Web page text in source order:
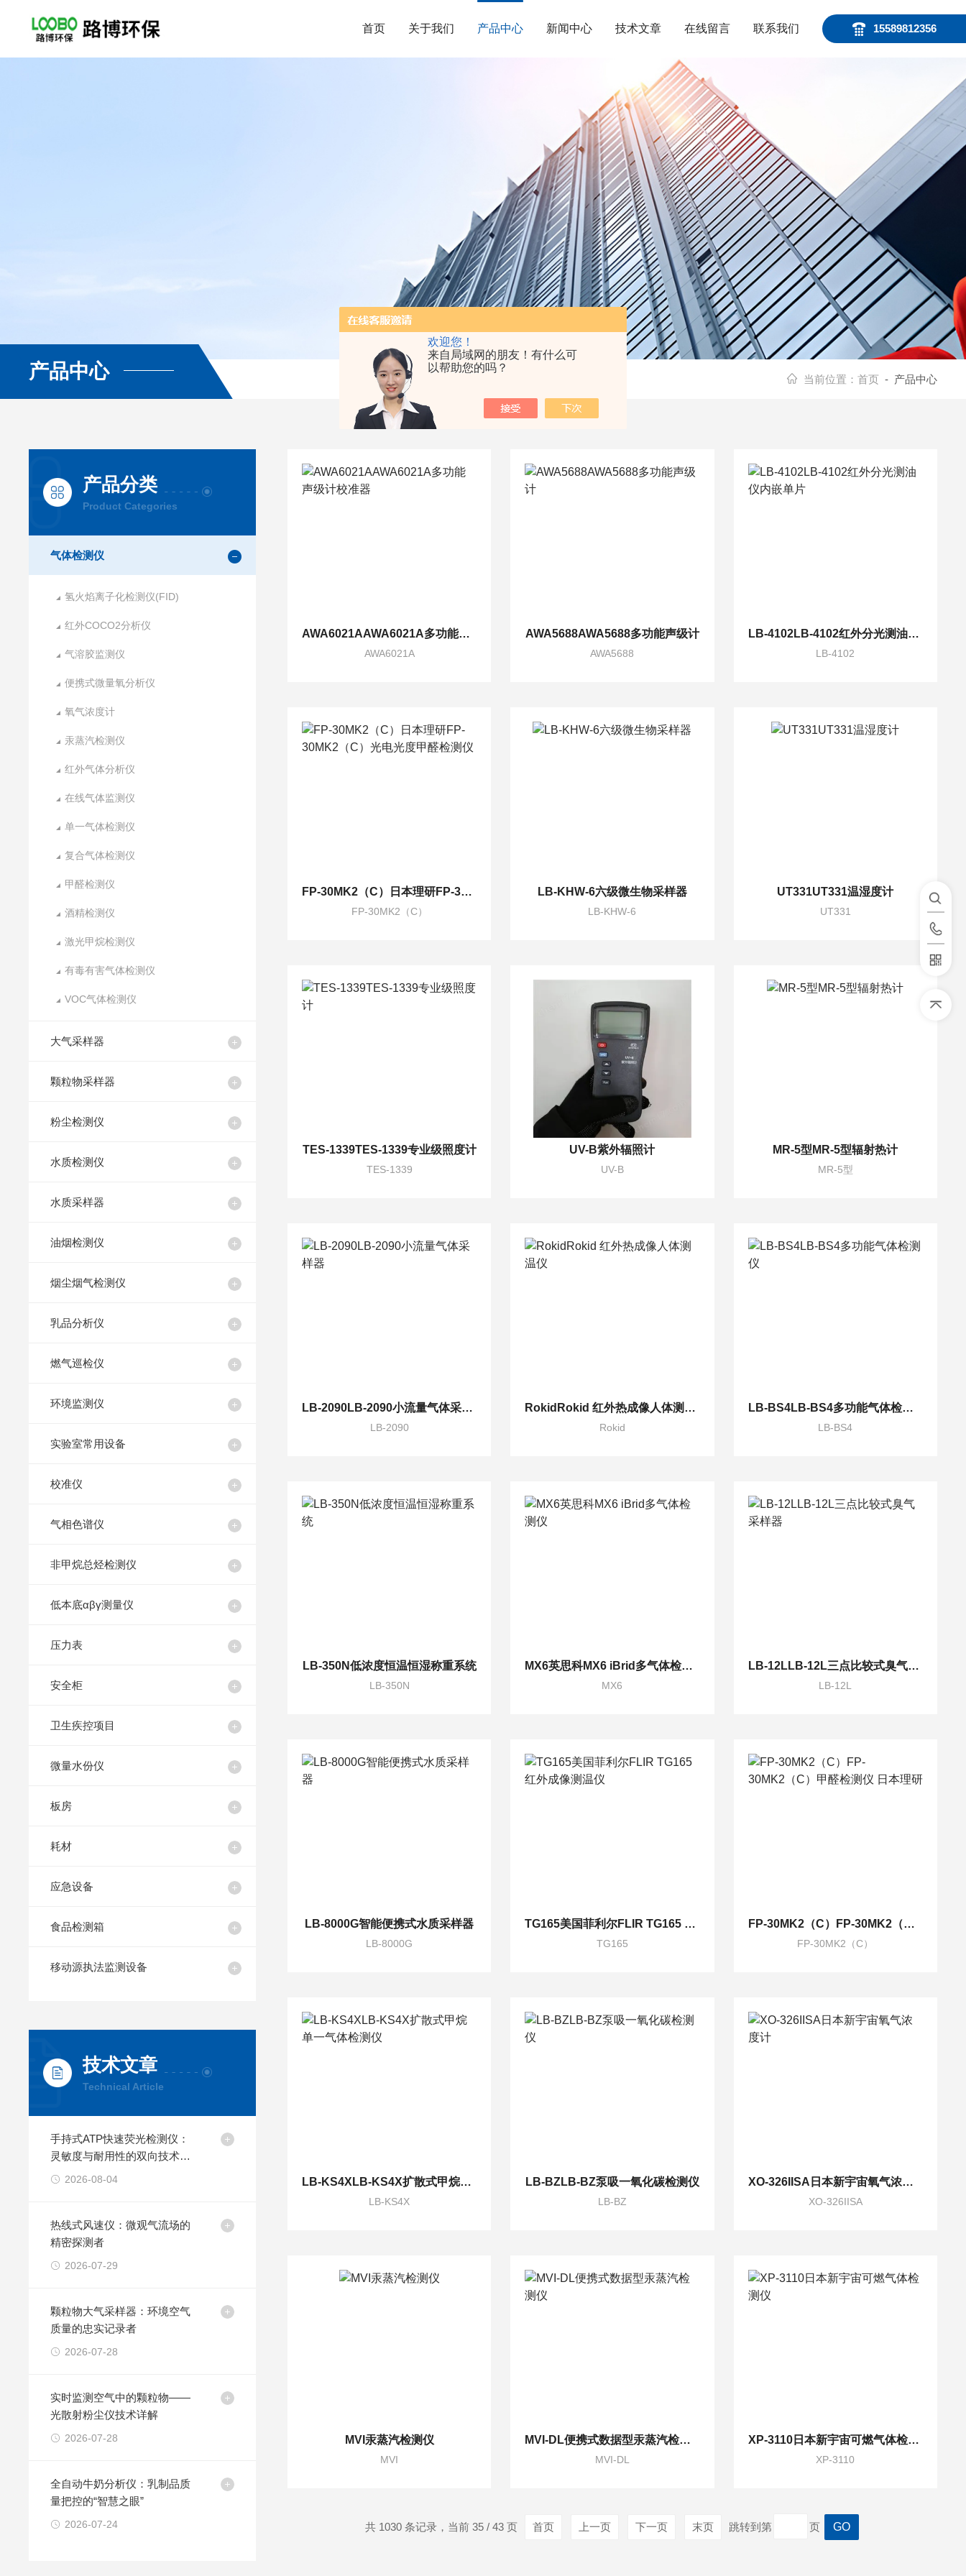
欢迎您！
来自局域网的朋友！有什么可
以帮助您的吗？
15589812356
首页 关于我们 产品中心 新闻中心 技术文章 在线留言 联系我们
产品中心 当前位置： 首页 - 产品中心
产品分类
Product Categories
气体检测仪
氢火焰离子化检测仪(FID)
红外COCO2分析仪
气溶胶监测仪
便携式微量氧分析仪
氧气浓度计
汞蒸汽检测仪
红外气体分析仪
在线气体监测仪
单一气体检测仪
复合气体检测仪
甲醛检测仪
酒精检测仪
激光甲烷检测仪
有毒有害气体检测仪
VOC气体检测仪
大气采样器
颗粒物采样器
粉尘检测仪
水质检测仪
水质采样器
油烟检测仪
烟尘烟气检测仪
乳品分析仪
燃气巡检仪
环境监测仪
实验室常用设备
校准仪
气相色谱仪
非甲烷总烃检测仪
低本底αβγ测量仪
压力表
安全柜
卫生疾控项目
微量水份仪
板房
耗材
应急设备
食品检测箱
移动源执法监测设备
技术文章
Technical Article
手持式ATP快速荧光检测仪：
灵敏度与耐用性的双向技术突
破
2026-08-04
热线式风速仪：微观气流场的
精密探测者
2026-07-29
颗粒物大气采样器：环境空气
质量的忠实记录者
2026-07-28
实时监测空气中的颗粒物——
光散射粉尘仪技术详解
2026-07-28
全自动牛奶分析仪：乳制品质
量把控的“智慧之眼”
2026-07-24
AWA6021AAWA6021A多功能声级计校准器
AWA6021A
AWA5688AWA5688多功能声级计
AWA5688
LB-4102LB-4102红外分光测油仪内嵌单片
LB-4102
FP-30MK2（C）日本理研FP-30MK2（C）光电光度甲醛检测仪
FP-30MK2（C）
LB-KHW-6六级微生物采样器
LB-KHW-6
UT331UT331温湿度计
UT331
TES-1339TES-1339专业级照度计
TES-1339
UV-B紫外辐照计
UV-B
MR-5型MR-5型辐射热计
MR-5型
LB-2090LB-2090小流量气体采样器
LB-2090
RokidRokid 红外热成像人体测温仪
Rokid
LB-BS4LB-BS4多功能气体检测仪
LB-BS4
LB-350N低浓度恒温恒湿称重系统
LB-350N
MX6英思科MX6 iBrid多气体检测仪
MX6
LB-12LLB-12L三点比较式臭气采样器
LB-12L
LB-8000G智能便携式水质采样器
LB-8000G
TG165美国菲利尔FLIR TG165 红外成像测温仪
TG165
FP-30MK2（C）FP-30MK2（C）甲醛检测仪 日本理研
FP-30MK2（C）
LB-KS4XLB-KS4X扩散式甲烷单一气体检测仪
LB-KS4X
LB-BZLB-BZ泵吸一氧化碳检测仪
LB-BZ
XO-326IISA日本新宇宙氧气浓度计
XO-326IISA
MVI汞蒸汽检测仪
MVI
MVI-DL便携式数据型汞蒸汽检测仪
MVI-DL
XP-3110日本新宇宙可燃气体检测仪
XP-3110
共 1030 条记录，当前 35 / 43 页 首页 上一页 下一页 末页 跳转到第 页